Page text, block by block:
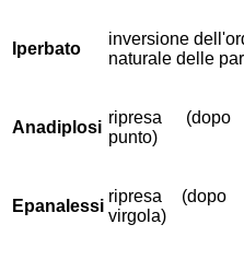
Iperbato
inversione
naturale delle
Anadiplosi
ripresa
punto)
Epanalessi
ripresa (dopo
virgola)